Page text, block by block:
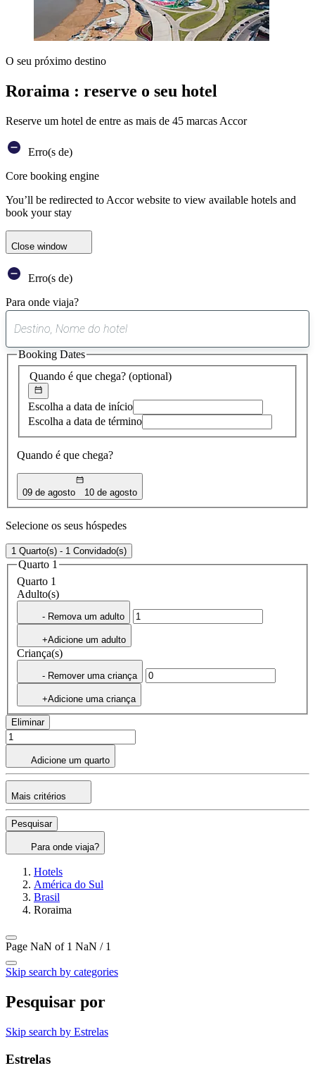
O seu próximo destino
Roraima : reserve o seu hotel
Reserve um hotel de entre as mais de 45 marcas Accor
Erro(s de)
Core booking engine
You’ll be redirected to Accor website to view available hotels and
book your stay
Close window
Erro(s de)
Para onde viaja?
sugestão
encontrada
Quando é que chega? (optional)
Escolha a data de início
Escolha a data de término
Quando é que chega?
09 de agosto 10 de agosto
Booking Dates
Selecione os seus hóspedes
1 Quarto(s) - 1 Convidado(s)
Quarto 1
Quarto 1
Adulto(s)
- Remova um adulto
+Adicione um adulto
Criança(s)
- Remover uma criança
+Adicione uma criança
Eliminar
Adicione um quarto
Mais critérios
Pesquisar
Para onde viaja?
Hotels
América do Sul
Brasil
Roraima
Page NaN of 1 NaN / 1
Skip search by categories
Pesquisar por
Skip search by Estrelas
Estrelas